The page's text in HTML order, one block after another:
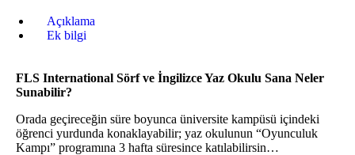
Açıklama
Ek bilgi
FLS International Sörf ve İngilizce Yaz Okulu Sana Neler
Sunabilir?
Orada geçireceğin süre boyunca üniversite kampüsü içindeki
öğrenci yurdunda konaklayabilir; yaz okulunun “Oyunculuk
Kampı” programına 3 hafta süresince katılabilirsin…